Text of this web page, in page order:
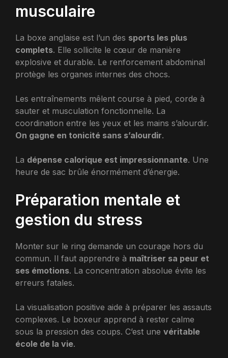
musculaire
La boxe anglaise est l’un des sports les plus
complets. Elle sollicite le cœur de manière
explosive et durable. Le renforcement abdominal
protège les organes internes des chocs.
Les entraînements mêlent course à pied, corde à
sauter et musculation fonctionnelle. La
coordination entre les yeux et les mains s’alourdir.
On gagne en tonicité sans s’alourdir.
La dépense calorique est impressionnante. Une
heure de sac brûle énormément d’énergie.
Préparation mentale et
gestion du stress
Monter sur le ring demande un courage hors du
commun. Il faut apprendre à maîtriser sa peur et
ses émotions. La concentration absolue évite les
erreurs fatales.
La visualisation positive aide à préparer les assauts
complexes. Le boxeur apprend à rester calme
sous la pression des coups. C’est une véritable
école de la vie.